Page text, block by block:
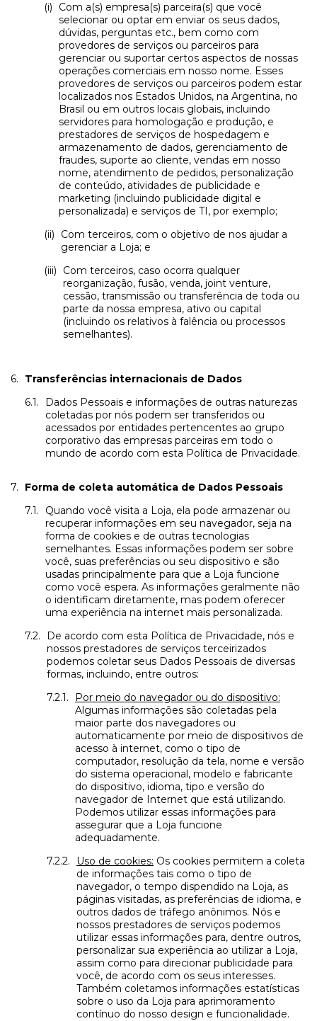
Com a(s) empresa(s) parceira(s) que você
selecionar ou optar em enviar os seus dados,
dúvidas, perguntas etc., bem como com
provedores de serviços ou parceiros para
gerenciar ou suportar certos aspectos de nossas
operações comerciais em nosso nome. Esses
provedores de serviços ou parceiros podem estar
localizados nos Estados Unidos, na Argentina, no
Brasil ou em outros locais globais, incluindo
servidores para homologação e produção, e
prestadores de serviços de hospedagem e
armazenamento de dados, gerenciamento de
fraudes, suporte ao cliente, vendas em nosso
nome, atendimento de pedidos, personalização
de conteúdo, atividades de publicidade e
marketing (incluindo publicidade digital e
personalizada) e serviços de TI, por exemplo;
Com terceiros, com o objetivo de nos ajudar a
gerenciar a Loja; e
Com terceiros, caso ocorra qualquer
reorganização, fusão, venda, joint venture,
cessão, transmissão ou transferência de toda ou
parte da nossa empresa, ativo ou capital
(incluindo os relativos à falência ou processos
semelhantes).
Transferências internacionais de Dados
Dados Pessoais e informações de outras naturezas
coletadas por nós podem ser transferidos ou
acessados por entidades pertencentes ao grupo
corporativo das empresas parceiras em todo o
mundo de acordo com esta Política de Privacidade.
Forma de coleta automática de Dados Pessoais
Quando você visita a Loja, ela pode armazenar ou
recuperar informações em seu navegador, seja na
forma de cookies e de outras tecnologias
semelhantes. Essas informações podem ser sobre
você, suas preferências ou seu dispositivo e são
usadas principalmente para que a Loja funcione
como você espera. As informações geralmente não
o identificam diretamente, mas podem oferecer
uma experiência na internet mais personalizada.
De acordo com esta Política de Privacidade, nós e
nossos prestadores de serviços terceirizados
podemos coletar seus Dados Pessoais de diversas
formas, incluindo, entre outros:
Por meio do navegador ou do dispositivo:
Algumas informações são coletadas pela
maior parte dos navegadores ou
automaticamente por meio de dispositivos de
acesso à internet, como o tipo de
computador, resolução da tela, nome e versão
do sistema operacional, modelo e fabricante
do dispositivo, idioma, tipo e versão do
navegador de Internet que está utilizando.
Podemos utilizar essas informações para
assegurar que a Loja funcione
adequadamente.
Uso de cookies: Os cookies permitem a coleta
de informações tais como o tipo de
navegador, o tempo dispendido na Loja, as
páginas visitadas, as preferências de idioma, e
outros dados de tráfego anônimos. Nós e
nossos prestadores de serviços podemos
utilizar essas informações para, dentre outros,
personalizar sua experiência ao utilizar a Loja,
assim como para direcionar publicidade para
você, de acordo com os seus interesses.
Também coletamos informações estatísticas
sobre o uso da Loja para aprimoramento
contínuo do nosso design e funcionalidade.